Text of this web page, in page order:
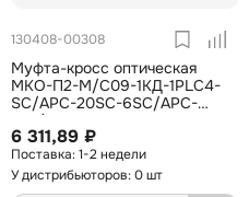
130408-00308
Муфта-кросс оптическая
МКО-П2-М/С09-1КД-1PLC4-
SC/APC-20SC-6SC/APC-
1SC/APC ССД
6 311,89 ₽
1-2 недели
У дистрибьюторов: 0 шт